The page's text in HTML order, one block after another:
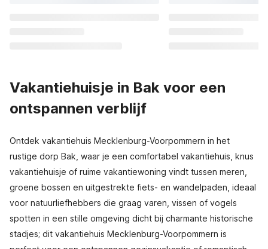
Vakantiehuisje in Bak voor een
ontspannen verblijf
Ontdek vakantiehuis Mecklenburg-Voorpommern in het
rustige dorp Bak, waar je een comfortabel vakantiehuis, knus
vakantiehuisje of ruime vakantiewoning vindt tussen meren,
groene bossen en uitgestrekte fiets- en wandelpaden, ideaal
voor natuurliefhebbers die graag varen, vissen of vogels
spotten in een stille omgeving dicht bij charmante historische
stadjes; dit vakantiehuis Mecklenburg-Voorpommern is